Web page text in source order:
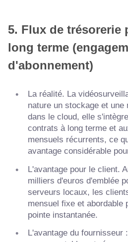
5. Flux de trésorerie
long terme
d'abonnement)
La réalité. La
nature un stockage et une
dans le cloud, elle
contrats à long terme et
mensuels récurrents, ce
avantage considérable
L'avantage pour le client.
milliers d'euros d'emblée
serveurs locaux, les
mensuel fixe et abordable
pointe instantanée.
L'avantage du